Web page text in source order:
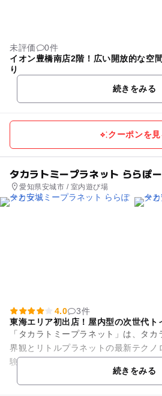
未評価
0件
イオン豊橋南店2階！広い開放的な空
り
続きをみる
クーポンを見
タカラトミープラネット ららぽ
愛知県安城市 / 室内遊び場
4.0
3件
東海エリア初出店！屋内型の次世代ト
「タカラトミープラネット」は、タ
界観とリトルプラネットの最新テクノ
験型アトラクションを楽しめる屋内型
続きをみる